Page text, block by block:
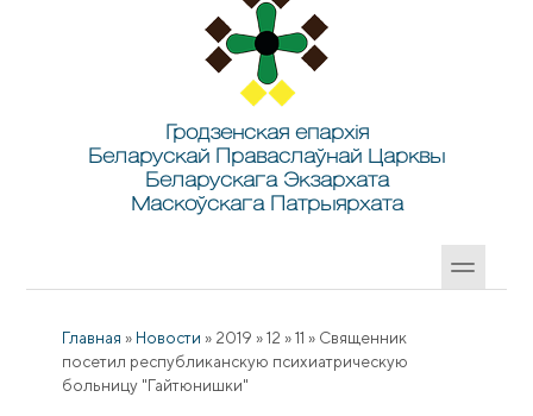
Гродзенская епархія
Беларускай Праваслаўнай Царквы
Беларускага Экзархата
Маскоўскага Патрыярхата
Главная » Новости » 2019 » 12 » 11 » Священник
посетил республиканскую психиатрическую
больницу "Гайтюнишки"